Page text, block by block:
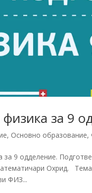
за 9
, Основно образование,
9 одделение.
Охрид.
ФИЗ...